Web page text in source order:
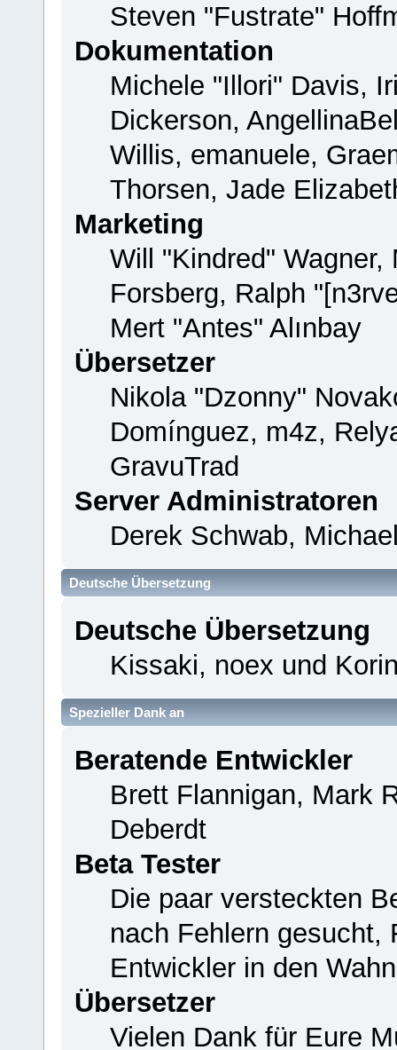
Steven "Fustrate"
Dokumentation
Michele "Illori" Davis,
Dickerson,
Willis, emanuele,
Thorsen, Jade
Marketing
Will "Kindred" Wagner,
Forsberg, Ralph
Mert "Antes" Alınbay
Übersetzer
Nikola "Dzonny"
Domínguez, m4z,
GravuTrad
Server Administratoren
Derek Schwab,
Deutsche Übersetzung
Deutsche Übersetzung
Kissaki, noex und
Spezieller Dank an
Beratende Entwickler
Brett Flannigan, Mark
Deberdt
Beta Tester
Die paar versteckten
nach Fehlern gesucht,
Entwickler in den
Übersetzer
Vielen Dank für Eure